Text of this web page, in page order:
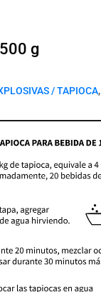
g
/ TAPIOCA,